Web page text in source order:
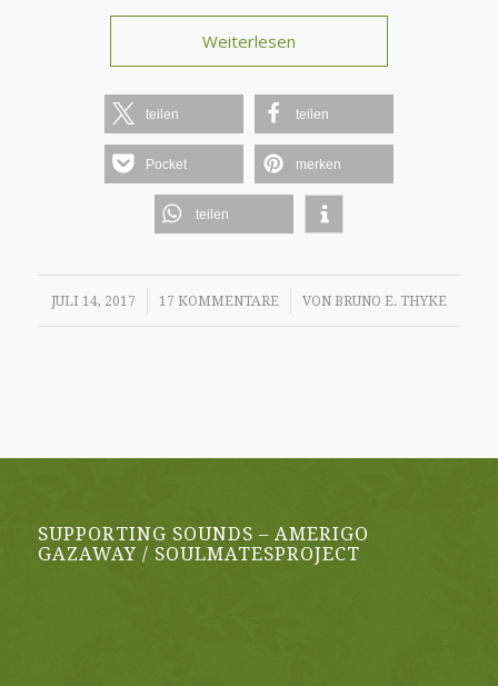
Weiterlesen
teilen teilen
Pocket merken
teilen
JULI 14, 2017
/ 17 KOMMENTARE
/ VON BRUNO E. THYKE
SUPPORTING SOUNDS – AMERIGO
GAZAWAY / SOULMATESPROJECT